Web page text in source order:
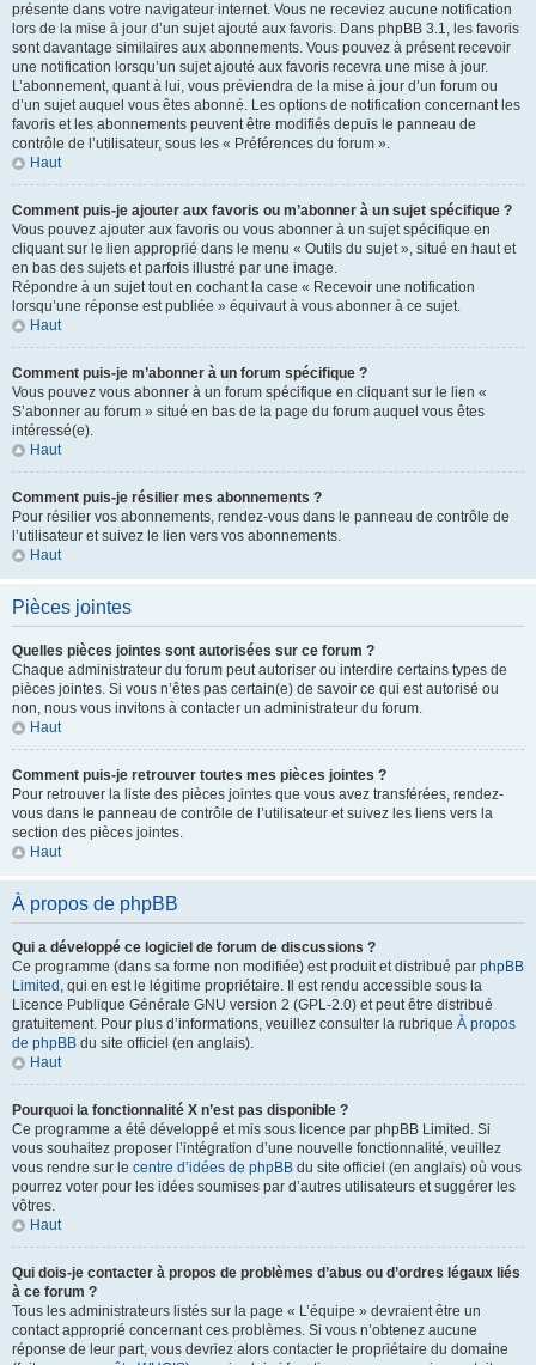
présente dans votre navigateur internet. Vous ne receviez aucune notification
lors de la mise à jour d’un sujet ajouté aux favoris. Dans phpBB 3.1, les favoris
sont davantage similaires aux abonnements. Vous pouvez à présent recevoir
une notification lorsqu’un sujet ajouté aux favoris recevra une mise à jour.
L’abonnement, quant à lui, vous préviendra de la mise à jour d’un forum ou
d’un sujet auquel vous êtes abonné. Les options de notification concernant les
favoris et les abonnements peuvent être modifiés depuis le panneau de
contrôle de l’utilisateur, sous les « Préférences du forum ».
Haut
Comment puis-je ajouter aux favoris ou m’abonner à un sujet spécifique ?
Vous pouvez ajouter aux favoris ou vous abonner à un sujet spécifique en
cliquant sur le lien approprié dans le menu « Outils du sujet », situé en haut et
en bas des sujets et parfois illustré par une image.
Répondre à un sujet tout en cochant la case « Recevoir une notification
lorsqu’une réponse est publiée » équivaut à vous abonner à ce sujet.
Haut
Comment puis-je m’abonner à un forum spécifique ?
Vous pouvez vous abonner à un forum spécifique en cliquant sur le lien «
S’abonner au forum » situé en bas de la page du forum auquel vous êtes
intéressé(e).
Haut
Comment puis-je résilier mes abonnements ?
Pour résilier vos abonnements, rendez-vous dans le panneau de contrôle de
l’utilisateur et suivez le lien vers vos abonnements.
Haut
Pièces jointes
Quelles pièces jointes sont autorisées sur ce forum ?
Chaque administrateur du forum peut autoriser ou interdire certains types de
pièces jointes. Si vous n’êtes pas certain(e) de savoir ce qui est autorisé ou
non, nous vous invitons à contacter un administrateur du forum.
Haut
Comment puis-je retrouver toutes mes pièces jointes ?
Pour retrouver la liste des pièces jointes que vous avez transférées, rendez-
vous dans le panneau de contrôle de l’utilisateur et suivez les liens vers la
section des pièces jointes.
Haut
À propos de phpBB
Qui a développé ce logiciel de forum de discussions ?
Ce programme (dans sa forme non modifiée) est produit et distribué par phpBB
Limited , qui en est le légitime propriétaire. Il est rendu accessible sous la
Licence Publique Générale GNU version 2 (GPL-2.0) et peut être distribué
gratuitement. Pour plus d’informations, veuillez consulter la rubrique À propos
de phpBB du site officiel (en anglais).
Haut
Pourquoi la fonctionnalité X n’est pas disponible ?
Ce programme a été développé et mis sous licence par phpBB Limited. Si
vous souhaitez proposer l’intégration d’une nouvelle fonctionnalité, veuillez
vous rendre sur le centre d’idées de phpBB du site officiel (en anglais) où vous
pourrez voter pour les idées soumises par d’autres utilisateurs et suggérer les
vôtres.
Haut
Qui dois-je contacter à propos de problèmes d’abus ou d’ordres légaux liés
à ce forum ?
Tous les administrateurs listés sur la page « L’équipe » devraient être un
contact approprié concernant ces problèmes. Si vous n’obtenez aucune
réponse de leur part, vous devriez alors contacter le propriétaire du domaine